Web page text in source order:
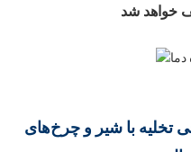
با شیر و چرخ‌های